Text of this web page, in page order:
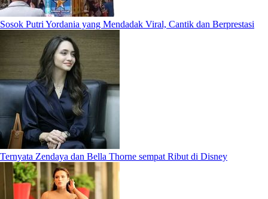
Sosok Putri Yordania yang Mendadak Viral, Cantik dan Berprestasi
Ternyata Zendaya dan Bella Thorne sempat Ribut di Disney